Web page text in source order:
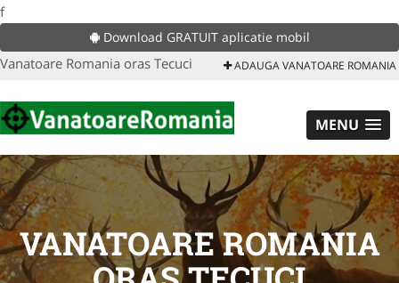
f
Download GRATUIT aplicatie mobil
Vanatoare Romania oras Tecuci ADAUGA VANATOARE ROMANIA
MENU
VANATOARE ROMANIA